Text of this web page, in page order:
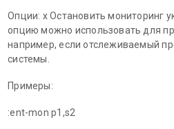
Опции: x Остановить мониторинг
опцию можно использовать для
например, если отслеживаемый
системы.
Примеры:
:ent-mon p1,s2